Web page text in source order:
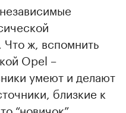
Что ж, вспомнить
Opel –
умеют и делают
близкие к
“новичок”